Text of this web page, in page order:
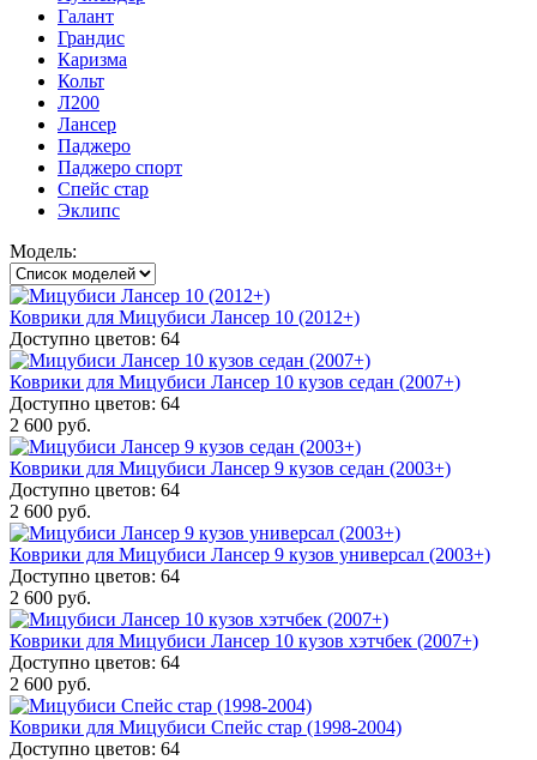
Галант
Грандис
Каризма
Кольт
Л200
Лансер
Паджеро
Паджеро спорт
Спейс стар
Эклипс
Модель:
Коврики для Мицубиси Лансер 10 (2012+)
Доступно цветов: 64
Коврики для Мицубиси Лансер 10 кузов седан (2007+)
Доступно цветов: 64
2 600 руб.
Коврики для Мицубиси Лансер 9 кузов седан (2003+)
Доступно цветов: 64
2 600 руб.
Коврики для Мицубиси Лансер 9 кузов универсал (2003+)
Доступно цветов: 64
2 600 руб.
Коврики для Мицубиси Лансер 10 кузов хэтчбек (2007+)
Доступно цветов: 64
2 600 руб.
Коврики для Мицубиси Спейс стар (1998-2004)
Доступно цветов: 64